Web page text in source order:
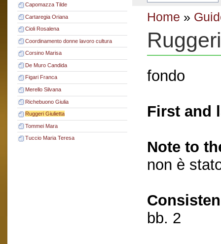
Capomazza Tilde
Cartaregia Oriana
Cioli Rosalena
Coordinamento donne lavoro cultura
Corsino Marisa
De Muro Candida
Figari Franca
Merello Silvana
Richebuono Giulia
Ruggeri Giulietta
Tommei Mara
Tuccio Maria Teresa
Home »
fondo
First and
Note to
non è
bb. 2